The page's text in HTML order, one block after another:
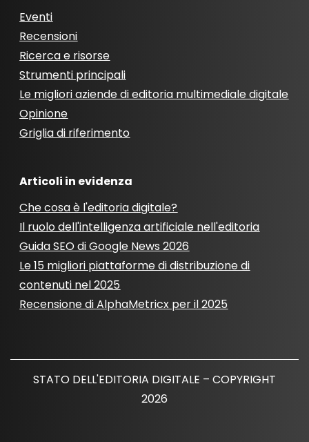
Eventi
Recensioni
Ricerca e risorse
Strumenti principali
Le migliori aziende di editoria multimediale digitale
Opinione
Griglia di riferimento
Articoli in evidenza
Che cosa è l'editoria digitale?
Il ruolo dell'intelligenza artificiale nell'editoria
Guida SEO di Google News 2026
Le 15 migliori piattaforme di distribuzione di
contenuti nel 2025
Recensione di AlphaMetricx per il 2025
STATO DELL'EDITORIA DIGITALE – COPYRIGHT
2026